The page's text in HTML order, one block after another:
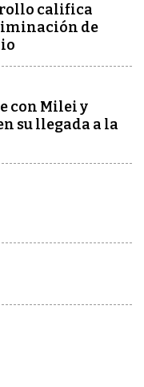
califica
de
con Milei y
su llegada a la